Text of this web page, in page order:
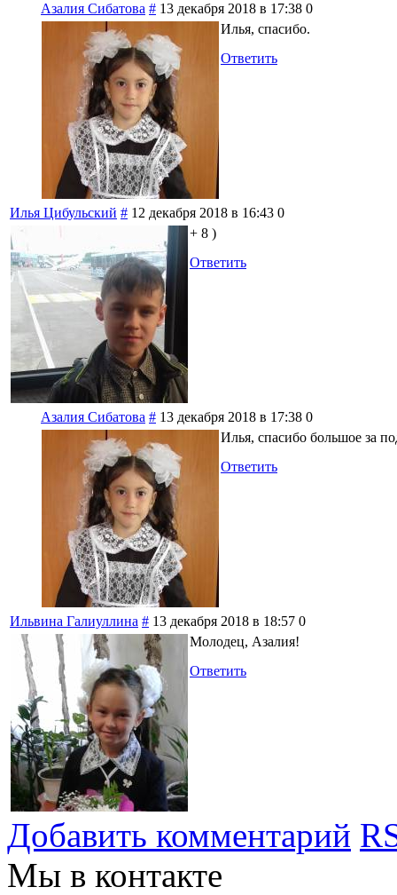
Азалия Сибатова # 13 декабря 2018 в 17:38 0
Илья, спасибо.
Ответить
Илья Цибульский # 12 декабря 2018 в 16:43 0
+ 8 )
Ответить
Азалия Сибатова # 13 декабря 2018 в 17:38 0
Илья, спасибо большое за
Ответить
Ильвина Галиуллина # 13 декабря 2018 в 18:57 0
Молодец, Азалия!
Ответить
Добавить комментарий
Мы в контакте